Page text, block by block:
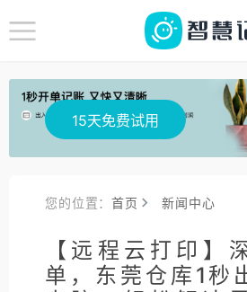
15天免费试用
您的位置：首页 新闻中心
【远程云打印】
单，东莞仓库1秒